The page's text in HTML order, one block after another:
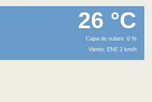
26 °C
Capa de nubes: 0 %
Viento: ENE 2 km/h